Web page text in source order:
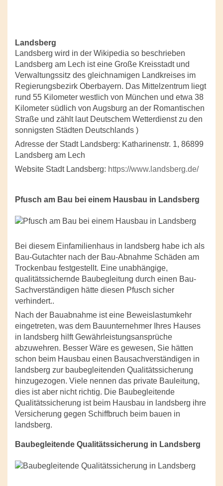
Landsberg
Landsberg wird in der Wikipedia so beschrieben
Landsberg am Lech ist eine Große Kreisstadt und
Verwaltungssitz des gleichnamigen Landkreises im
Regierungsbezirk Oberbayern. Das Mittelzentrum liegt
rund 55 Kilometer westlich von München und etwa 38
Kilometer südlich von Augsburg an der Romantischen
Straße und zählt laut Deutschem Wetterdienst zu den
sonnigsten Städten Deutschlands )
Adresse der Stadt Landsberg: Katharinenstr. 1, 86899
Landsberg am Lech
Website Stadt Landsberg: https://www.landsberg.de/
Pfusch am Bau bei einem Hausbau in Landsberg
Bei diesem Einfamilienhaus in landsberg habe ich als
Bau-Gutachter nach der Bau-Abnahme Schäden am
Trockenbau festgestellt. Eine unabhängige,
qualitätssichernde Baubegleitung durch einen Bau-
Sachverständigen hätte diesen Pfusch sicher
verhindert..
Nach der Bauabnahme ist eine Beweislastumkehr
eingetreten, was dem Bauunternehmer Ihres Hauses
in landsberg hilft Gewährleistungsansprüche
abzuwehren. Besser Wäre es gewesen, Sie hätten
schon beim Hausbau einen Bausachverständigen in
landsberg zur baubegleitenden Qualitätssicherung
hinzugezogen. Viele nennen das private Bauleitung,
dies ist aber nicht richtig. Die Baubegleitende
Qualitätssicherung ist beim Hausbau in landsberg ihre
Versicherung gegen Schiffbruch beim bauen in
landsberg.
Baubegleitende Qualitätssicherung in Landsberg